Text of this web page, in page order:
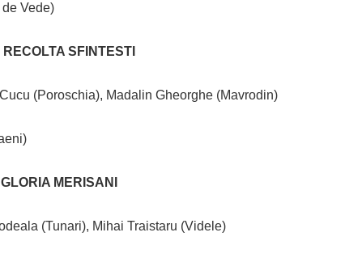
Vede)
SFINTESTI
(Poroschia), Madalin Gheorghe (Mavrodin)
MERISANI
(Tunari), Mihai Traistaru (Videle)